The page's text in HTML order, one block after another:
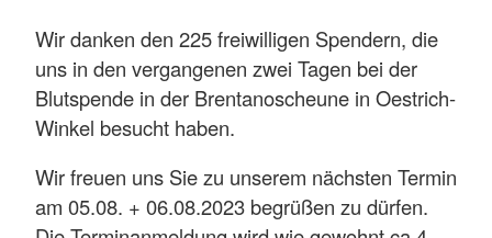
Wir danken den 225 freiwilligen Spendern, die
uns in den vergangenen zwei Tagen bei der
Blutspende in der Brentanoscheune in Oestrich-
Winkel besucht haben.
Wir freuen uns Sie zu unserem nächsten Termin
am 05.08. + 06.08.2023 begrüßen zu dürfen.